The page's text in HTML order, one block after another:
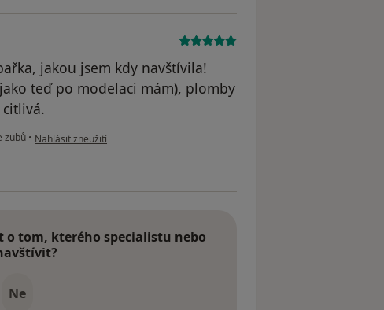
jakou jsem kdy navštívila!
teď po modelaci mám), plomby
zubů • podle názoru uživatele Váš účet byl odstraněn
Nahlásit zneužití
tom, kterého specialistu nebo
Ne